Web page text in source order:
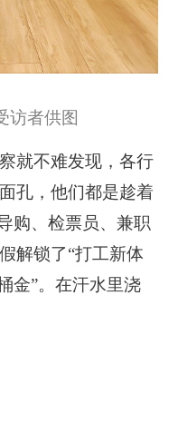
访者供图
不难发现，各行
孔，他们都是趁着
购、检票员、兼职
解锁了“打工新体
金”。在汗水里浇